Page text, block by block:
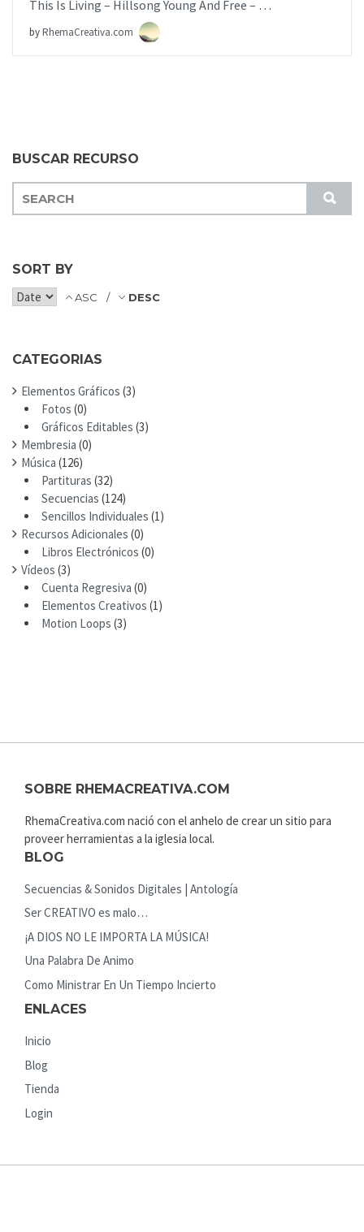
This Is Living – Hillsong Young And Free – [iglesia.local]
byRhemaCreativa.com
BUSCAR RECURSO
S
U
C
H
F
:
SORT BY
ASC DESC
CATEGORIAS
Elementos Gráficos (3)
Fotos (0)
Gráficos Editables (3)
Membresia (0)
Música (126)
Partituras (32)
Secuencias (124)
Sencillos Individuales (1)
Recursos Adicionales (0)
Libros Electrónicos (0)
Vídeos (3)
Cuenta Regresiva (0)
Elementos Creativos (1)
Motion Loops (3)
SOBRE RHEMACREATIVA.COM
RhemaCreativa.com nació con el anhelo de crear un sitio para
proveer herramientas a la iglesia local.
BLOG
Secuencias & Sonidos Digitales | Antología
Ser CREATIVO es malo…
¡A DIOS NO LE IMPORTA LA MÚSICA!
Una Palabra De Animo
Como Ministrar En Un Tiempo Incierto
ENLACES
Inicio
Blog
Tienda
Login